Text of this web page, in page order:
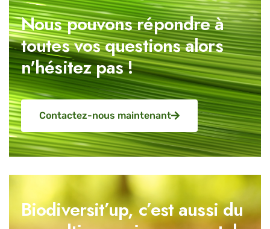
Nous pouvons répondre à
toutes vos questions alors
n'hésitez pas !
Contactez-nous maintenant
Biodiversit’up, c’est aussi du